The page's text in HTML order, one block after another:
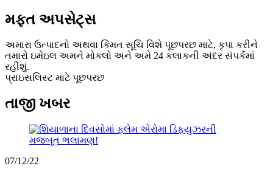
મફત અપસેટ્સ
અમારા ઉત્પાદનો અથવા કિંમત સૂચિ વિશે પૂછપરછ માટે, કૃપા કરીને
તમારો ઇમેઇલ અમને મોકલો અને અમે 24 કલાકની અંદર સંપર્કમાં
રહીશું.
પ્રાઇસલિસ્ટ માટે પૂછપરછ
તાજી ખબર
07/12/22